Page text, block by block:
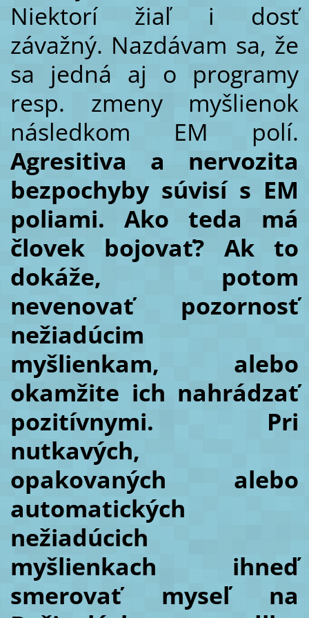
Niektorí žiaľ i dosť
závažný. Nazdávam sa, že
sa jedná aj o programy
resp. zmeny myšlienok
následkom EM polí.
Agresitiva a nervozita
bezpochyby súvisí s EM
poliami. Ako teda má
človek bojovať? Ak to
dokáže, potom
nevenovať pozornosť
nežiadúcim
myšlienkam, alebo
okamžite ich nahrádzať
pozitívnymi. Pri
nutkavých,
opakovaných alebo
automatických
nežiadúcich
myšlienkach ihneď
smerovať myseľ na